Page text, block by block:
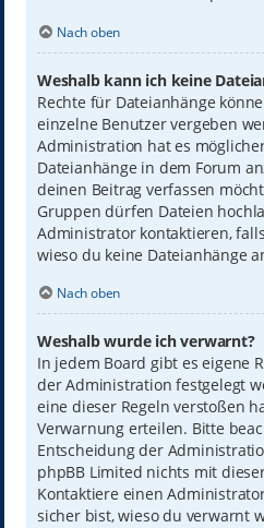
Nach oben
Weshalb kann ich keine
Rechte für Dateianhänge
einzelne Benutzer vergeben
Administration hat es
Dateianhänge in dem Forum
deinen Beitrag verfassen
Gruppen dürfen Dateien
Administrator kontaktieren,
wieso du keine Dateianhänge
Nach oben
Weshalb wurde ich verwarnt?
In jedem Board gibt es eigene
der Administration festgelegt
eine dieser Regeln verstoßen
Verwarnung erteilen. Bitte
Entscheidung der
phpBB Limited nichts mit
Kontaktiere einen
sicher bist, wieso du verwarnt